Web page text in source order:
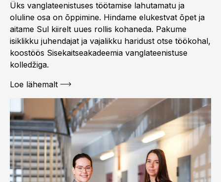
Üks vanglateenistuses töötamise lahutamatu ja
oluline osa on õppimine. Hindame elukestvat õpet ja
aitame Sul kiirelt uues rollis kohaneda. Pakume
isiklikku juhendajat ja vajalikku haridust otse töökohal,
koostöös Sisekaitseakadeemia vanglateenistuse
kolledžiga.
Loe lähemalt